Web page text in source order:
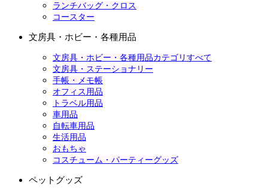
ランチバッグ・クロス
コースター
文房具・ホビー・各種用品
文房具・ホビー・各種用品カテゴリすべて
文房具・ステーショナリー
手帳・メモ帳
オフィス用品
トラベル用品
車用品
自転車用品
生活用品
おもちゃ
コスチューム・パーティーグッズ
ペットグッズ